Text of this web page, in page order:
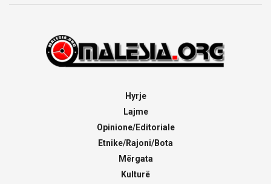
Hyrje
Lajme
Opinione/Editoriale
Etnike/Rajoni/Bota
Mërgata
Kulturë